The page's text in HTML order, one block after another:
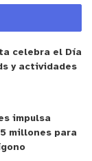
Sopraval
que
también al
Vecino
la región de
Hijuelas,
celebra el Día
y actividades
impulsa
millones para